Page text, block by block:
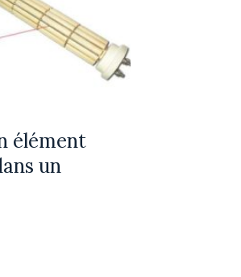
élément
un